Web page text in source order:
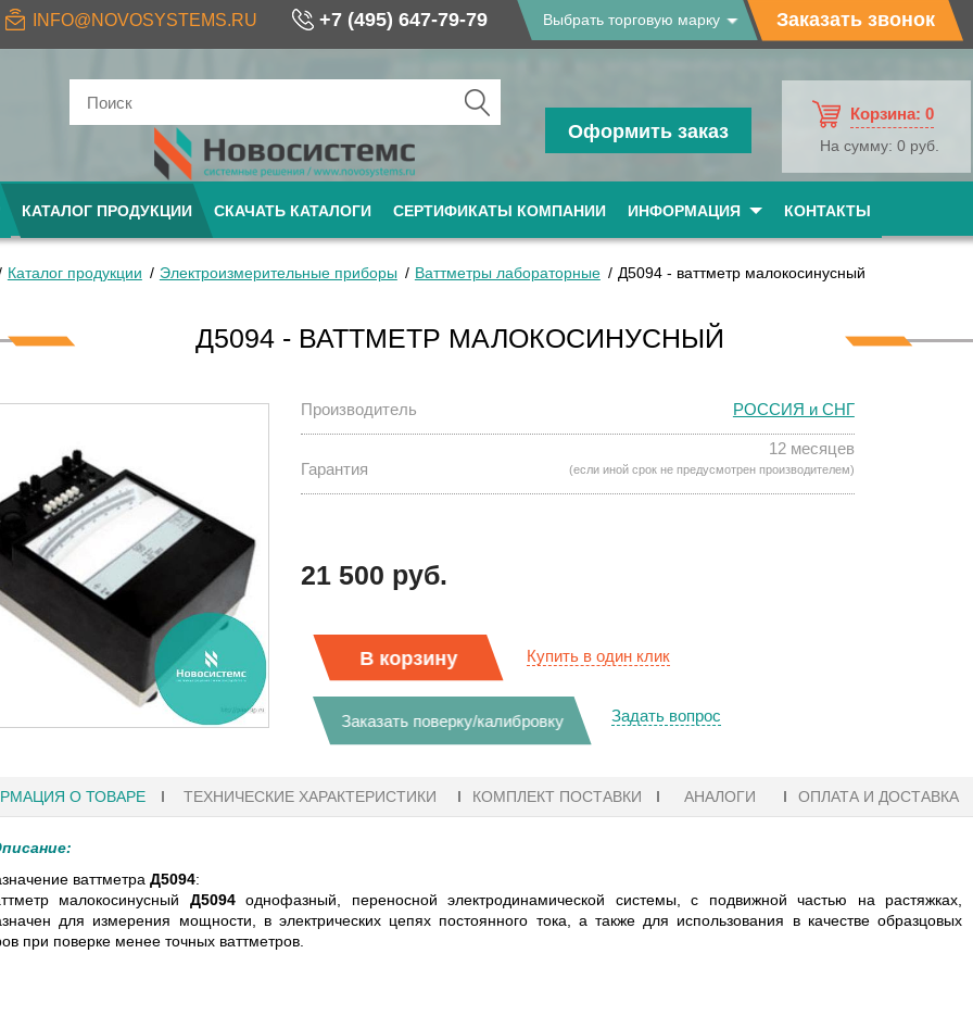
INFO@NOVOSYSTEMS.RU +7 (495) 647-79-79 Выбрать торговую марку Заказать звонок
Оформить заказ
Корзина: 0
На сумму: 0 руб.
КАТАЛОГ ПРОДУКЦИИ СКАЧАТЬ КАТАЛОГИ СЕРТИФИКАТЫ КОМПАНИИ ИНФОРМАЦИЯ КОНТАКТЫ
27.01.2023 10:06
Каталог продукции Электроизмерительные приборы Ваттметры лабораторные Д5094 - ваттметр малокосинусный
Д5094 - ВАТТМЕТР МАЛОКОСИНУСНЫЙ
Производитель РОССИЯ и СНГ
Гарантия
12 месяцев
(если иной срок не предусмотрен производителем)
21 500 руб.
В корзину Купить в один клик
Заказать поверку/калибровку Задать вопрос
О ТОВАРЕ ТЕХНИЧЕСКИЕ ХАРАКТЕРИСТИКИ КОМПЛЕКТ ПОСТАВКИ АНАЛОГИ ОПЛАТА И ДОСТАВКА
ваттметра Д5094:
малокосинусный Д5094однофазный, переносной электродинамической системы, с подвижной частью на растяжках,
для измерения мощности, в электрических цепях постоянного тока, а также для использования в качестве образцовых
при поверке менее точных ваттметров.